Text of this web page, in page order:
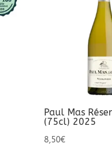
Paul Mas
(75cl) 2025
8,50€